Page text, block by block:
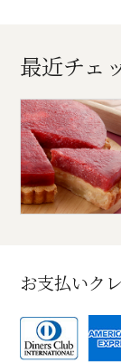
最近チェ
お支払いク